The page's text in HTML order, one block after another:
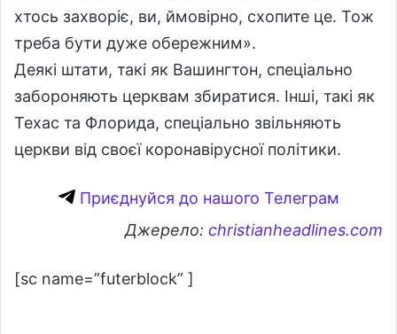
хтось захворіє, ви, ймовірно, схопите це. Тож
треба бути дуже обережним».
Деякі штати, такі як Вашингтон, спеціально
забороняють церквам збиратися. Інші, такі як
Техас та Флорида, спеціально звільняють
церкви від своєї коронавірусної політики.
Приєднуйся до нашого Телеграм
Джерело: christianheadlines.com
[sc name=”futerblock” ]